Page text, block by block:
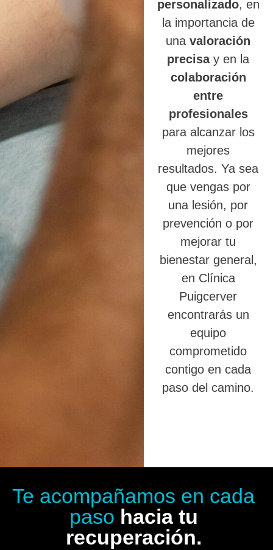
personalizado, en
la importancia de
unavaloración
precisay en la
colaboración
entre
profesionales
para alcanzar los
mejores
resultados. Ya sea
que vengas por
una lesión, por
prevención o por
mejorar tu
bienestar general,
en Clínica
Puigcerver
encontrarás un
equipo
comprometido
contigo en cada
paso del camino.
Te acompañamos en cada
paso hacia tu
recuperación.